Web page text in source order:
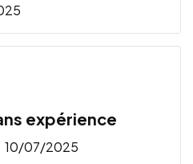
expérience
10/07/2025